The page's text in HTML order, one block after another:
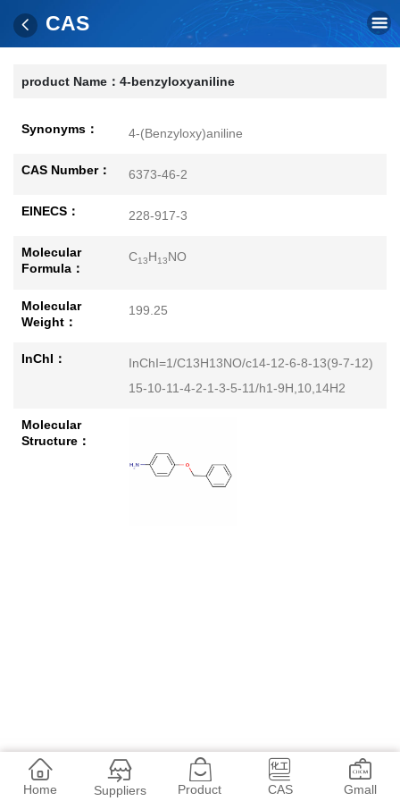
CAS
product Name： 4-benzyloxyaniline
Synonyms： 4-(Benzyloxy)aniline
CAS Number： 6373-46-2
EINECS： 228-917-3
Molecular
Formula：
C13H13NO
Molecular
Weight：
199.25
InChI：
InChI=1/C13H13NO/c14-12-6-8-13(9-7-12)
15-10-11-4-2-1-3-5-11/h1-9H,10,14H2
Molecular
Structure：
Home Suppliers Product CAS Gmall